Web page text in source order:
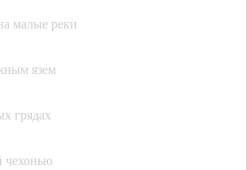
малые реки
язем
грядах
чехонью